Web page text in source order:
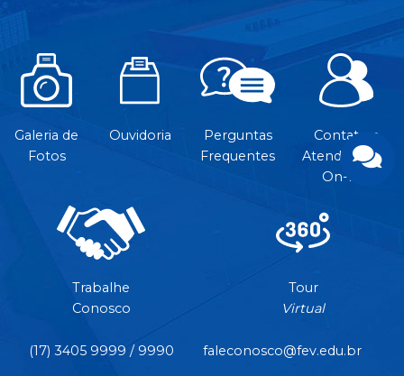
Galeria de
Fotos
Ouvidoria
Perguntas
Frequentes
Contato e
Atendimento
On-line
Trabalhe
Conosco
Tour
Virtual
(17) 3405 9999 / 9990 faleconosco@fev.edu.br